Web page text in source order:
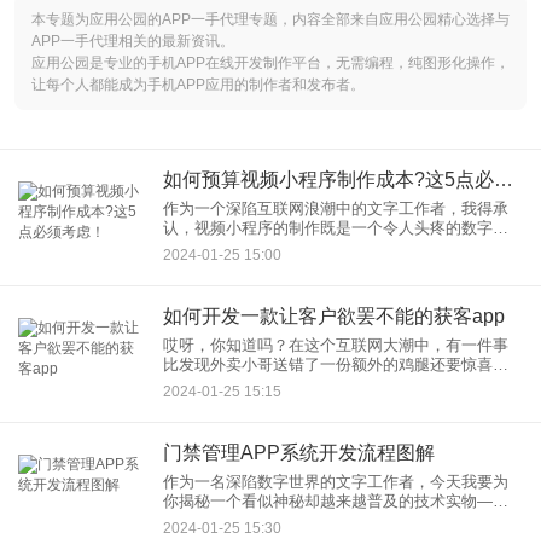
本专题为应用公园的APP一手代理专题，内容全部来自应用公园精心选择与
APP一手代理相关的最新资讯。
应用公园是专业的手机APP在线开发制作平台，无需编程，纯图形化操作，
让每个人都能成为手机APP应用的制作者和发布者。
如何预算视频小程序制作成本?这5点必须考虑！
作为一个深陷互联网浪潮中的文字工作者，我得承
认，视频小程序的制作既是一个令人头疼的数字游
戏，也是一次让人心跳加速的创意之旅。说到底，
你得在“想象力的彩虹”和“现实的钱包”之间找到那条
2024-01-25 15:00
如何开发一款让客户欲罢不能的获客app
哎呀，你知道吗？在这个互联网大潮中，有一件事
比发现外卖小哥送错了一份额外的鸡腿还要惊喜
——那就是开发一款让客户欲罢不能的获客app。这
可不是什么随随便便就能完成的任务，它需要细致
2024-01-25 15:15
门禁管理APP系统开发流程图解
作为一名深陷数字世界的文字工作者，今天我要为
你揭秘一个看似神秘却越来越普及的技术实物——
门禁管理APP。哦，没错，那个让你轻轻一刷手机
就能开门的小玩意儿。要知道，这不仅仅是一种魔
2024-01-25 15:30